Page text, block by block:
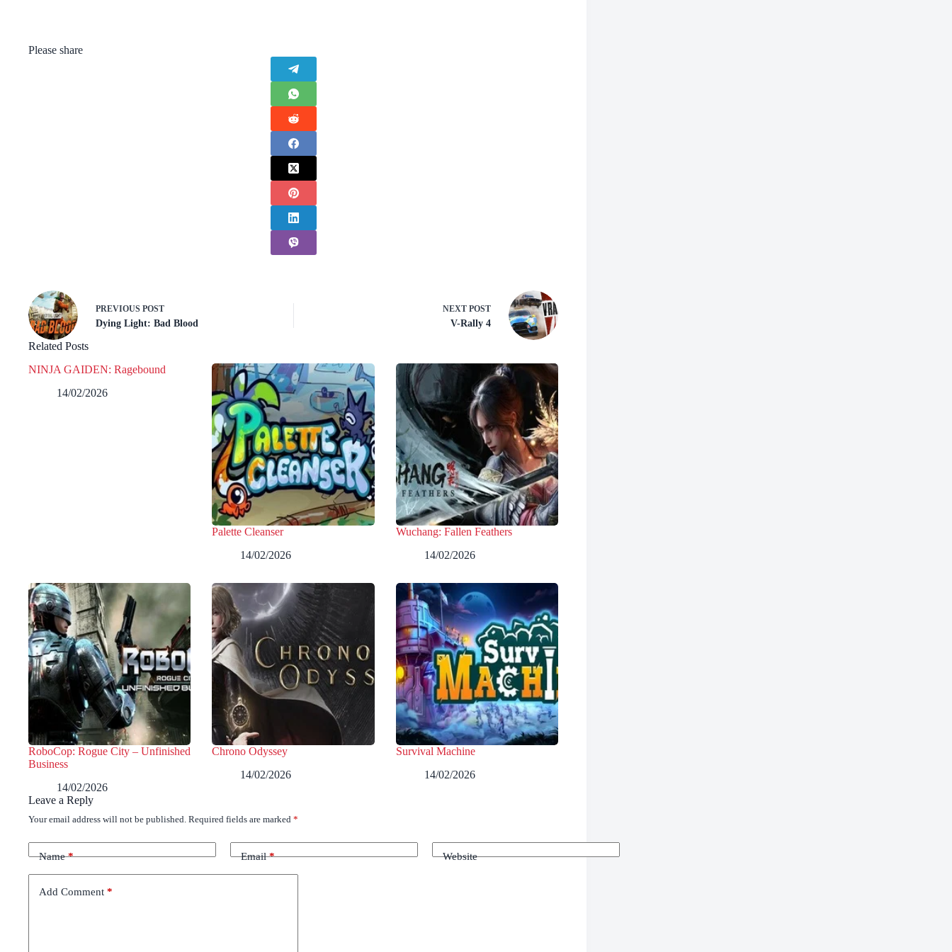
Please share
PREVIOUS POST
Dying Light: Bad Blood
NEXT POST
V-Rally 4
Related Posts
NINJA GAIDEN: Ragebound
14/02/2026
Palette Cleanser
14/02/2026
Wuchang: Fallen Feathers
14/02/2026
RoboCop: Rogue City – Unfinished
Business
14/02/2026
Chrono Odyssey
14/02/2026
Survival Machine
14/02/2026
Leave a Reply
Your email address will not be published. Required fields are marked *
Name* Email* Website
Add Comment *